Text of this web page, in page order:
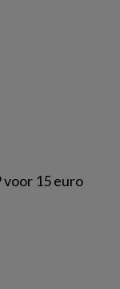
voor 15 euro